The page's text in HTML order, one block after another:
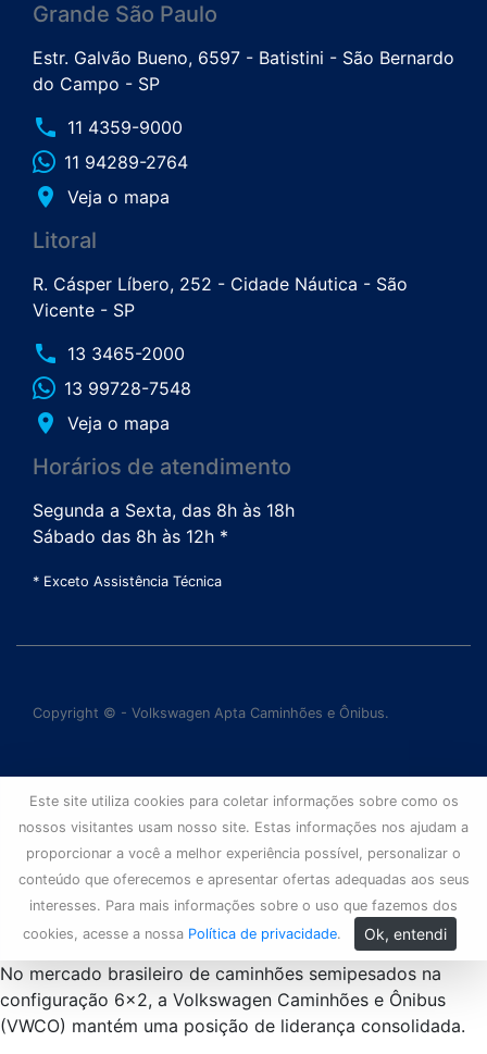
Grande São Paulo
Estr. Galvão Bueno, 6597 - Batistini - São Bernardo
do Campo - SP
phone 11 4359-9000
11 94289-2764
place Veja o mapa
Litoral
R. Cásper Líbero, 252 - Cidade Náutica - São
Vicente - SP
phone 13 3465-2000
13 99728-7548
place Veja o mapa
Horários de atendimento
Segunda a Sexta, das 8h às 18h
Sábado das 8h às 12h *
* Exceto Assistência Técnica
Copyright © - Volkswagen Apta Caminhões e Ônibus.
Este site utiliza cookies para coletar informações sobre como os
nossos visitantes usam nosso site. Estas informações nos ajudam a
proporcionar a você a melhor experiência possível, personalizar o
conteúdo que oferecemos e apresentar ofertas adequadas aos seus
interesses. Para mais informações sobre o uso que fazemos dos
cookies, acesse a nossa Política de privacidade. Ok, entendi
No mercado brasileiro de caminhões semipesados na
configuração 6×2, a Volkswagen Caminhões e Ônibus
(VWCO) mantém uma posição de liderança consolidada.